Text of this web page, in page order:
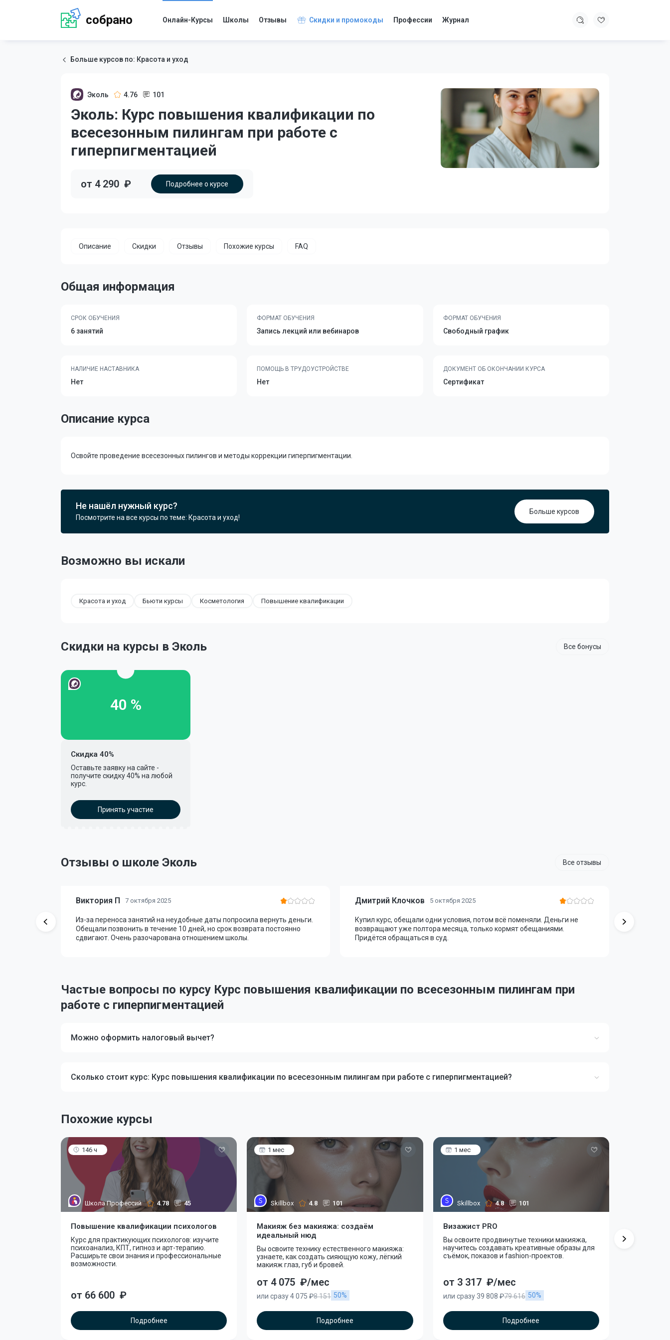
собрано Онлайн-Курсы Школы Отзывы Скидки и промокоды Профессии Журнал
Больше курсов по: Красота и уход
Эколь 4.76 101
Эколь: Курс повышения квалификации по
всесезонным пилингам при работе с
гиперпигментацией
от 4 290 ₽ Подробнее о курсе
Описание Скидки Отзывы Похожие курсы FAQ
Общая информация
СРОК ОБУЧЕНИЯ
6 занятий
ФОРМАТ ОБУЧЕНИЯ
Запись лекций или вебинаров
ФОРМАТ ОБУЧЕНИЯ
Свободный график
НАЛИЧИЕ НАСТАВНИКА
Нет
ПОМОЩЬ В ТРУДОУСТРОЙСТВЕ
Нет
ДОКУМЕНТ ОБ ОКОНЧАНИИ КУРСА
Сертификат
Описание курса
Освойте проведение всесезонных пилингов и методы коррекции гиперпигментации.
Не нашёл нужный курс?
Посмотрите на все курсы по теме: Красота и уход!
Больше курсов
Возможно вы искали
Красота и уход Бьюти курсы Косметология Повышение квалификации
Скидки на курсы в Эколь Все бонусы
40 %
Скидка 40%
Оставьте заявку на сайте -
получите скидку 40% на любой
курс.
Принять участие
Отзывы о школе Эколь Все отзывы
Виктория П 7 октября 2025
Из-за переноса занятий на неудобные даты попросила вернуть деньги.
Обещали позвонить в течение 10 дней, но срок возврата постоянно
сдвигают. Очень разочарована отношением школы.
Дмитрий Клочков 5 октября 2025
Купил курс, обещали одни условия, потом всё поменяли. Деньги не
возвращают уже полтора месяца, только кормят обещаниями.
Придётся обращаться в суд.
Частые вопросы по курсу Курс повышения квалификации по всесезонным пилингам при
работе с гиперпигментацией
Можно оформить налоговый вычет?
Сколько стоит курс: Курс повышения квалификации по всесезонным пилингам при работе с гиперпигментацией?
Похожие курсы
146 ч
Школа Профессий 4.78 45
Повышение квалификации психологов
Курс для практикующих психологов: изучите
психоанализ, КПТ, гипноз и арт-терапию.
Расширьте свои знания и профессиональные
возможности.
от 66 600 ₽
Подробнее
1 мес
Skillbox 4.8 101
Макияж без макияжа: создаём
идеальный нюд
Вы освоите технику естественного макияжа:
узнаете, как создать сияющую кожу, лёгкий
макияж глаз, губ и бровей.
от 4 075 ₽/мес
или сразу 4 075 ₽8 151 50%
Подробнее
1 мес
Skillbox 4.8 101
Визажист PRO
Вы освоите продвинутые техники макияжа,
научитесь создавать креативные образы для
съёмок, показов и fashion-проектов.
от 3 317 ₽/мес
или сразу 39 808 ₽79 616 50%
Подробнее